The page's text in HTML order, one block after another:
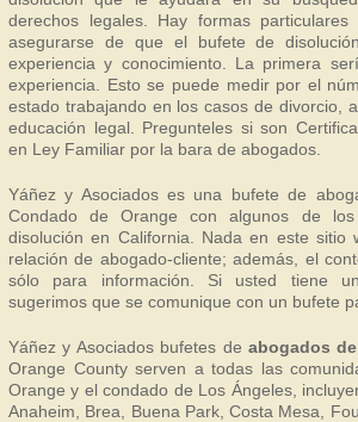
derechos legales. Hay formas
asegurarse de que el bufete de
experiencia y conocimiento. La primera
experiencia. Esto se puede medir por el
estado trabajando en los casos de divorcio,
educación legal. Pregunteles si son
en Ley Familiar por la bara de abogados.
Yáñez y Asociados es una bufete de
Condado de Orange con algunos de
disolución en California. Nada en este sitio
relación de abogado-cliente; además, el
sólo para información. Si usted tiene
sugerimos que se comunique con un bufete
Yáñez y Asociados bufetes de abogados
Orange County serven a todas las
Orange y el condado de Los Ángeles,
Anaheim, Brea, Buena Park, Costa Mesa,